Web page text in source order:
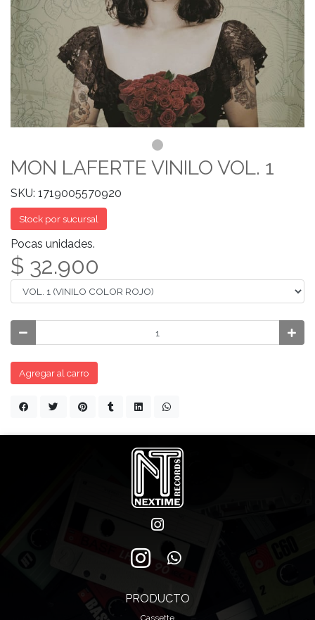
MON LAFERTE VINILO VOL. 1
SKU: 1719005570920
Stock por sucursal
Pocas unidades.
$ 32.900
Agregar al carro
PRODUCTO